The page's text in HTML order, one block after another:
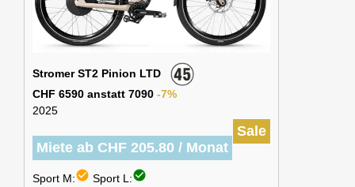
Stromer ST2 Pinion LTD
CHF 6590 anstatt 7090 -7%
2025
Sale
Miete ab CHF 205.80 / Monat
Sport M:check_circle Sport L:check_circle